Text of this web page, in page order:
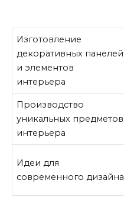
Изготовление
декоративных панелей
и элементов
интерьера
Производство
уникальных предметов
интерьера
Идеи для
современного дизайна